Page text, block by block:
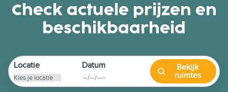
Check actuele prijzen en
beschikbaarheid
Locatie Datum
Bekijk
ruimtes